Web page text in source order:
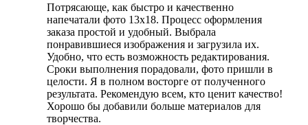
Потрясающе, как быстро и качественно
напечатали фото 13х18. Процесс оформления
заказа простой и удобный. Выбрала
понравившиеся изображения и загрузила их.
Удобно, что есть возможность редактирования.
Сроки выполнения порадовали, фото пришли в
целости. Я в полном восторге от полученного
результата. Рекомендую всем, кто ценит качество!
Хорошо бы добавили больше материалов для
творчества.